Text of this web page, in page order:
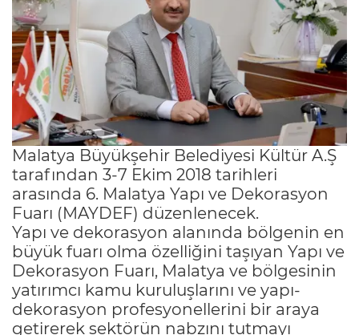
Malatya Büyükşehir Belediyesi Kültür A.Ş
tarafından 3-7 Ekim 2018 tarihleri
arasında 6. Malatya Yapı ve Dekorasyon
Fuarı (MAYDEF) düzenlenecek.
Yapı ve dekorasyon alanında bölgenin en
büyük fuarı olma özelliğini taşıyan Yapı ve
Dekorasyon Fuarı, Malatya ve bölgesinin
yatırımcı kamu kuruluşlarını ve yapı-
dekorasyon profesyonellerini bir araya
getirerek sektörün nabzını tutmayı